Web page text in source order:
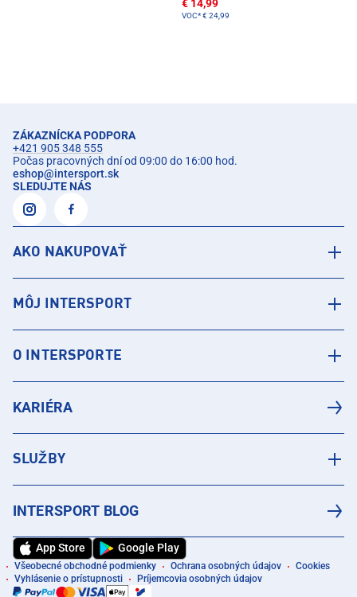
€ 14,99
VOC*€ 24,99
ZÁKAZNÍCKA PODPORA
+421 905 348 555
Počas pracovných dní od 09:00 do 16:00 hod.
eshop@intersport.sk
SLEDUJTE NÁS
AKO NAKUPOVAŤ
MÔJ INTERSPORT
O INTERSPORTE
KARIÉRA
SLUŽBY
INTERSPORT BLOG
App Store Google Play
Všeobecné obchodné podmienky Ochrana osobných údajov
Cookies
Vyhlásenie o prístupnosti
Príjemcovia osobných údajov